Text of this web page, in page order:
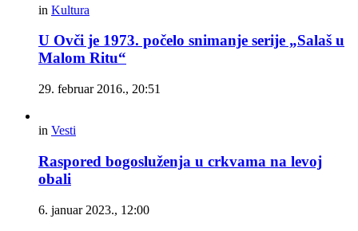
in Kultura
U Ovči je 1973. počelo snimanje serije „Salaš u
Malom Ritu“
29. februar 2016., 20:51
in Vesti
Raspored bogosluženja u crkvama na levoj
obali
6. januar 2023., 12:00